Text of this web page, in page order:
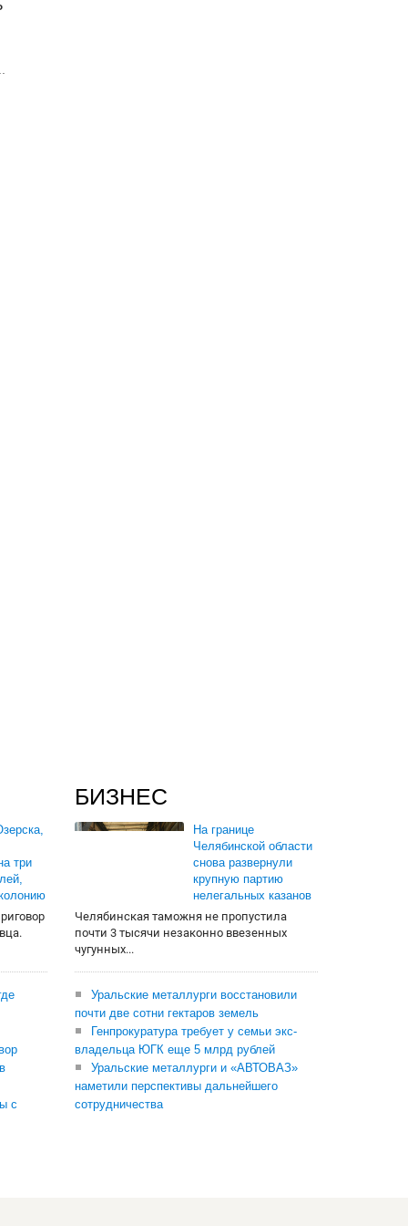
три
с
БИЗНЕС
На границе
Челябинской области
снова развернули
крупную партию
нелегальных казанов
Челябинская таможня не пропустила
почти 3 тысячи незаконно ввезенных
чугунных...
Уральские металлурги восстановили
почти две сотни гектаров земель
Генпрокуратура требует у семьи экс-
владельца ЮГК еще 5 млрд рублей
Уральские металлурги и «АВТОВАЗ»
наметили перспективы дальнейшего
сотрудничества